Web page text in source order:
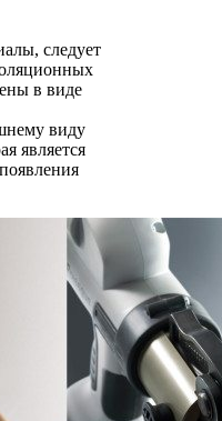
следует
в виде
виду
является